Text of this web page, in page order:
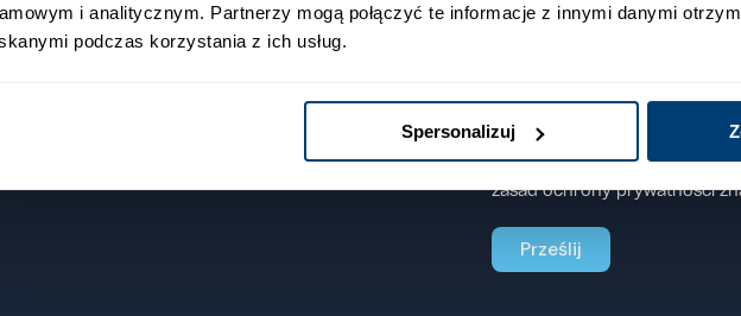
i analitycznym. Partnerzy mogą połączyć te informacje z innymi danymi
podczas korzystania z ich usług.
Spersonalizuj
Dbamy o Twoją prywatność,
Wyrażasz zgodę na
w celach marketingowych
zasad ochrony prywatności